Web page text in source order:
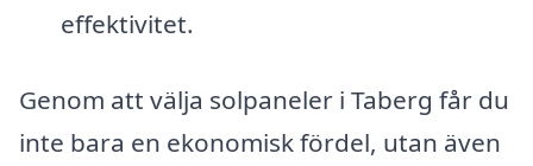
effektivitet.
Genom att välja solpaneler i Taberg får du
inte bara en ekonomisk fördel, utan även